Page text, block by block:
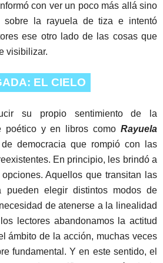
con ver un poco más allá sino
sobre la rayuela de tiza e intentó
ese otro lado de las cosas que
visibilizar.
EL CIELO
su propio sentimiento de la
poético y en libros como Rayuela
democracia que rompió con las
En principio, les brindó a
Aquellos que transitan las
pueden elegir distintos modos de
de atenerse a la linealidad
lectores abandonamos la actitud
ámbito de la acción, muchas veces
fundamental. Y en este sentido, el